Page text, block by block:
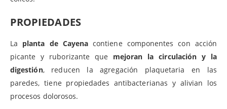
PROPIEDADES
La planta de Cayena contiene componentes con acción
picante y ruborizante que mejoran la circulación y la
digestión, reducen la agregación plaquetaria en las
paredes, tiene propiedades antibacterianas y alivian los
procesos dolorosos.